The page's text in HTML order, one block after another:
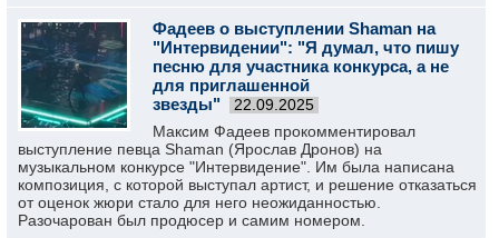
Фадеев о выступлении Shaman на
"Интервидении": "Я думал, что пишу
песню для участника конкурса, а не
для приглашенной
звезды"
22.09.2025
Максим Фадеев прокомментировал
выступление певца Shaman (Ярослав Дронов) на
музыкальном конкурсе "Интервидение". Им была написана
композиция, с которой выступал артист, и решение отказаться
от оценок жюри стало для него неожиданностью.
Разочарован был продюсер и самим номером.